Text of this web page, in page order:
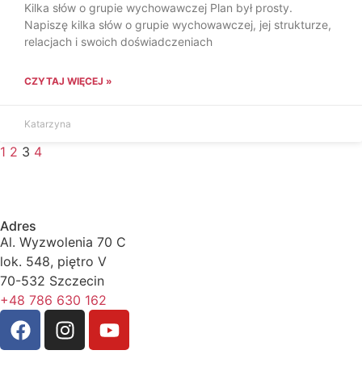
Kilka słów o grupie wychowawczej Plan był prosty.
Napiszę kilka słów o grupie wychowawczej, jej strukturze,
relacjach i swoich doświadczeniach
CZYTAJ WIĘCEJ »
Katarzyna
1 2 3 4
Adres
Al. Wyzwolenia 70 C
lok. 548, piętro V
70-532 Szczecin
+48 786 630 162